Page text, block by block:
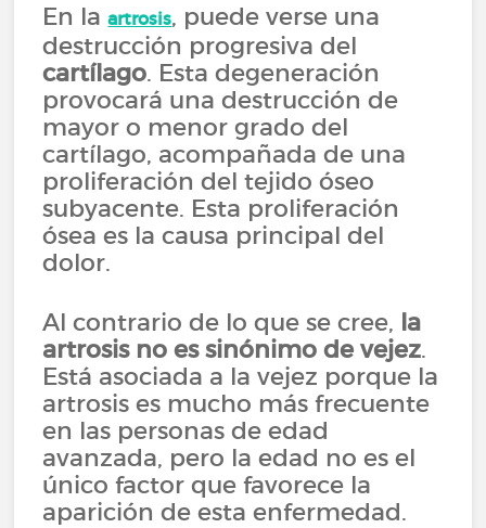
En laartrosis, puede verse una
destrucción progresiva del
cartílago. Esta degeneración
provocará una destrucción de
mayor o menor grado del
cartílago, acompañada de una
proliferación del tejido óseo
subyacente. Esta proliferación
ósea es la causa principal del
dolor.
Al contrario de lo que se cree, la
artrosis no es sinónimo de vejez.
Está asociada a la vejez porque la
artrosis es mucho más frecuente
en las personas de edad
avanzada, pero la edad no es el
único factor que favorece la
aparición de esta enfermedad.